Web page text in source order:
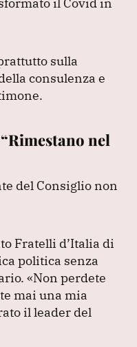
sulla
consulenza e
nel
del Consiglio non
Fratelli d’Italia di
politica senza
«Non perdete
mai una mia
il leader del